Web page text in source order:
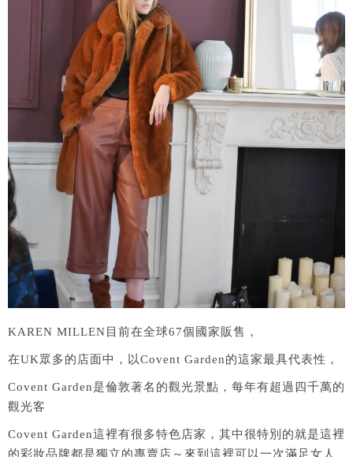
KAREN MILLEN目前在全球67個國家販售，
在UK眾多的店面中，以Covent Garden的這家最具代表性，
Covent Garden是倫敦著名的觀光景點，每年有超過四千萬的
觀光客
Covent Garden這裡有很多特色店家，其中很特別的就是這裡
的彩妝品牌都是獨立的專賣店～來到這裡可以一次滿足女人